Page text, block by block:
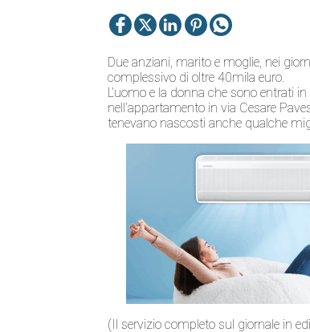
Due anziani, marito e moglie, nei
complessivo di oltre 40mila euro.
L’uomo e la donna che sono entrati
nell’appartamento in via Cesare
tenevano nascosti anche qualche
(Il servizio completo sul giornale in